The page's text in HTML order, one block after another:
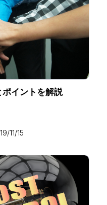
イントを解説
11/15